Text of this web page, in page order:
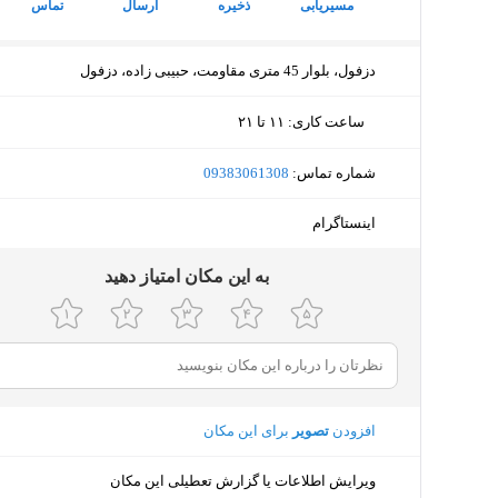
مسیریابی ذخیره ارسال تماس
دزفول، بلوار 45 متری مقاومت، حبیبی زاده، دزفول
ساعت کاری:۱۱ تا ۲۱
دوشنبه (امروز)
سه‌شنبه
جمعه
شنبه
۱۱ تا ۲۱
یکشنبه
شماره تماس:‎09383061308
اینستاگرام
ﺑﻪ اﯾﻦ ﻣﮑﺎن اﻣﺘﯿﺎز دﻫﯿﺪ
افزودن تصویربرای این مکان